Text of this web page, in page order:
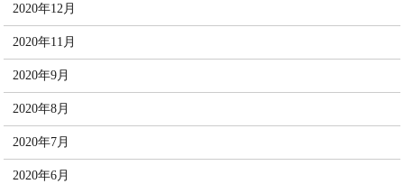
2020年12月
2020年11月
2020年9月
2020年8月
2020年7月
2020年6月